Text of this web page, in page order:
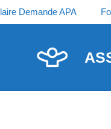
Demande APA